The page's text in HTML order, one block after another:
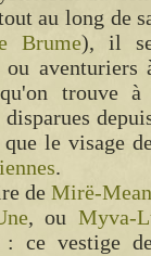
au long de
Brume), il
ou aventuriers
qu'on trouve
disparues
que le visage
.
de Mirë-Mean
, ou Myva-
ce vestige